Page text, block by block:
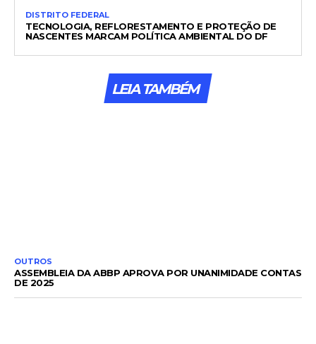
DISTRITO FEDERAL
TECNOLOGIA, REFLORESTAMENTO E PROTEÇÃO DE
NASCENTES MARCAM POLÍTICA AMBIENTAL DO DF
LEIA TAMBÉM
OUTROS
ASSEMBLEIA DA ABBP APROVA POR UNANIMIDADE CONTAS
DE 2025